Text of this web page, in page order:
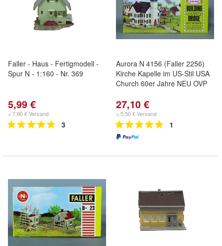
Faller - Haus - Fertigmodell -
Spur N - 1:160 - Nr. 369
5,99 €
+ 7,90 € Versand
3
Aurora N 4156 (Faller 2256)
Kirche Kapelle im US-Stil USA
Church 60er Jahre NEU OVP
27,10 €
+ 5,50 € Versand
1